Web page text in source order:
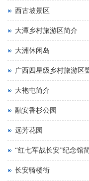
西古坡景区
大潭乡村旅游区简介
大洲休闲岛
大袍屯简介
融安香杉公园
远芳花园
​“红七军战长安”纪念馆
长安骑楼街